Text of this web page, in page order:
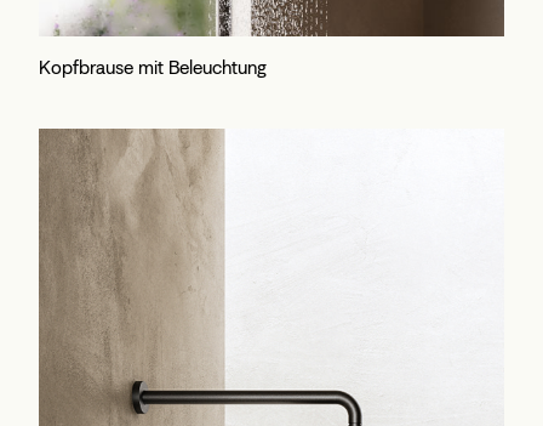
Kopfbrause mit Beleuchtung